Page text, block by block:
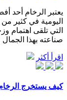
يعتبر الرخام أحد
اليومية في كثير
التي تلقى اهتمام
صناعته بهذا
اقرأ أكثر
كيف يستخرج